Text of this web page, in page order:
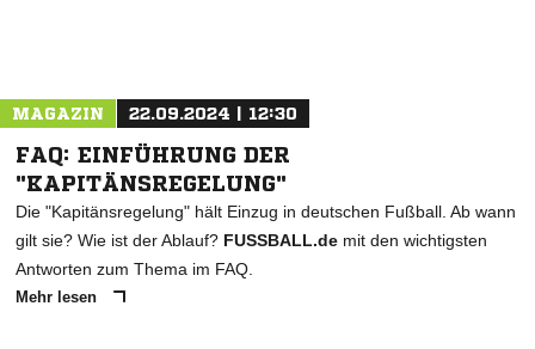
MAGAZIN 22.09.2024 | 12:30
FAQ: EINFÜHRUNG DER
"KAPITÄNSREGELUNG"
Die "Kapitänsregelung" hält Einzug in deutschen Fußball. Ab wann
gilt sie? Wie ist der Ablauf? FUSSBALL.de mit den wichtigsten
Antworten zum Thema im FAQ.
Mehr lesen